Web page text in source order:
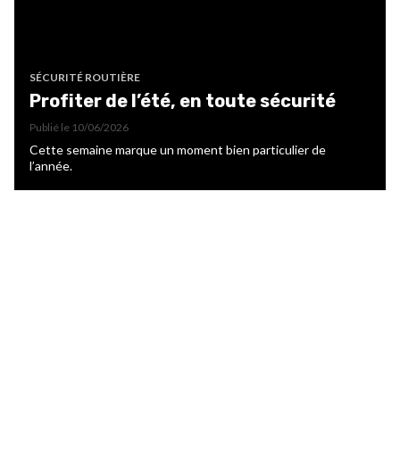
SÉCURITÉ ROUTIÈRE
Profiter de l’été, en toute sécurité
Publié le 10/06/2026
Cette semaine marque un moment bien particulier de
l’année.